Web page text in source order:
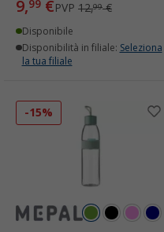
9,99 €PVP 12,99€
Disponibile
Disponibilità in filiale: Seleziona
la tua filiale
-15%